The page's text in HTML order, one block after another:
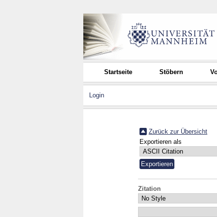
Startseite Stöbern
Login
Zurück zur Übersicht
Exportieren als
Zitation